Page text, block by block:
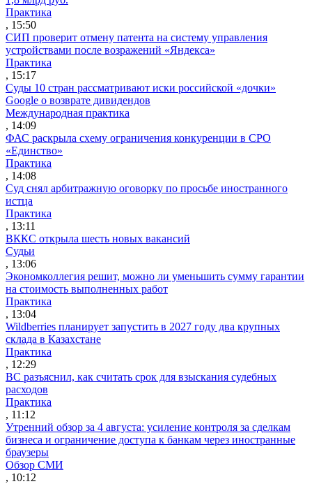
Практика
, 15:50
СИП проверит отмену патента на систему управления
устройствами после возражений «Яндекса»
Практика
, 15:17
Суды 10 стран рассматривают иски российской «дочки»
Google о возврате дивидендов
Международная практика
, 14:09
ФАС раскрыла схему ограничения конкуренции в СРО
«Единство»
Практика
, 14:08
Суд снял арбитражную оговорку по просьбе иностранного
истца
Практика
, 13:11
ВККС открыла шесть новых вакансий
Судьи
, 13:06
Экономколлегия решит, можно ли уменьшить сумму гарантии
на стоимость выполненных работ
Практика
, 13:04
Wildberries планирует запустить в 2027 году два крупных
склада в Казахстане
Практика
, 12:29
ВС разъяснил, как считать срок для взыскания судебных
расходов
Практика
, 11:12
Утренний обзор за 4 августа: усиление контроля за сделкам
бизнеса и ограничение доступа к банкам через иностранные
браузеры
Обзор СМИ
, 10:12